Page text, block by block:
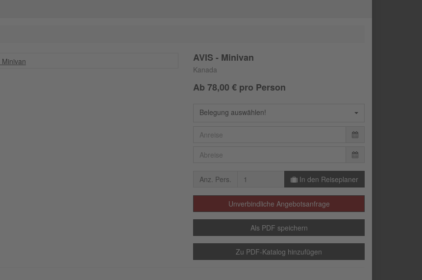
AVIS - Minivan
Kanada
Ab 78,00 € pro Person
Belegung auswählen!
Anz. Pers. In den Reiseplaner
Unverbindliche Angebotsanfrage
Als PDF speichern
Zu PDF-Katalog hinzufügen